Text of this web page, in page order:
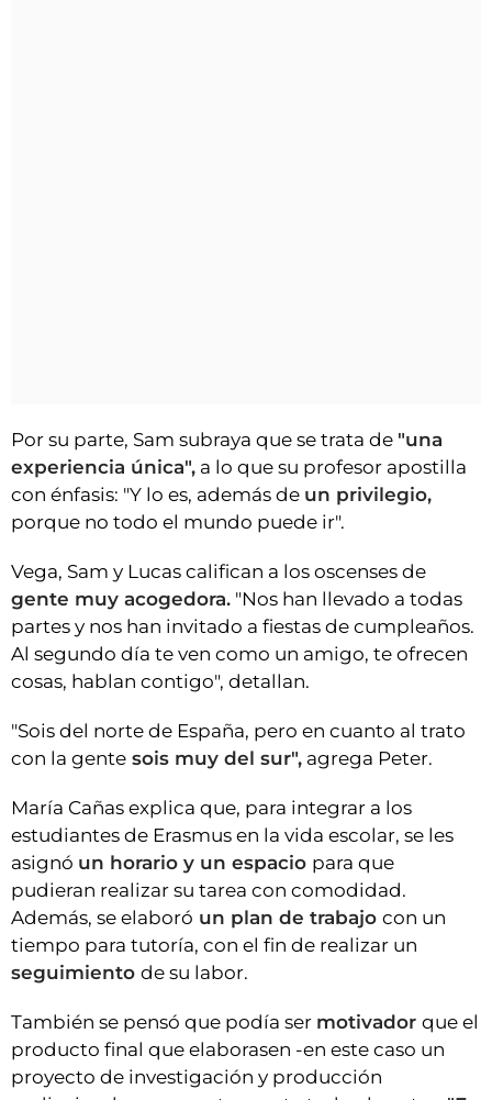
Por su parte, Sam subraya que se trata de "una
experiencia única", a lo que su profesor apostilla
con énfasis: "Y lo es, además de un privilegio,
porque no todo el mundo puede ir".
Vega, Sam y Lucas califican a los oscenses de
gente muy acogedora. "Nos han llevado a todas
partes y nos han invitado a fiestas de cumpleaños.
Al segundo día te ven como un amigo, te ofrecen
cosas, hablan contigo", detallan.
"Sois del norte de España, pero en cuanto al trato
con la gente sois muy del sur", agrega Peter.
María Cañas explica que, para integrar a los
estudiantes de Erasmus en la vida escolar, se les
asignó un horario y un espacio para que
pudieran realizar su tarea con comodidad.
Además, se elaboró un plan de trabajo con un
tiempo para tutoría, con el fin de realizar un
seguimiento de su labor.
También se pensó que podía ser motivador que el
producto final que elaborasen -en este caso un
proyecto de investigación y producción